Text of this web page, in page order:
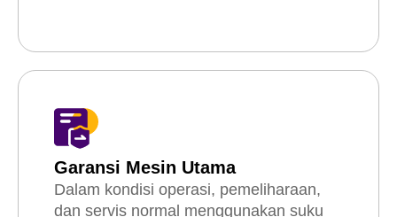
Garansi Mesin Utama
Dalam kondisi operasi, pemeliharaan,
dan servis normal menggunakan suku